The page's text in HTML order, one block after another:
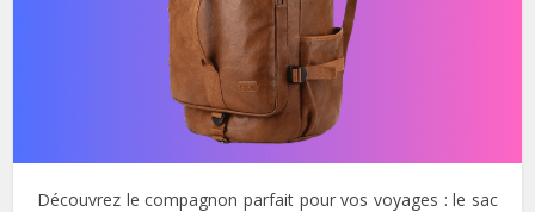
Découvrez le compagnon parfait pour vos voyages : le sac